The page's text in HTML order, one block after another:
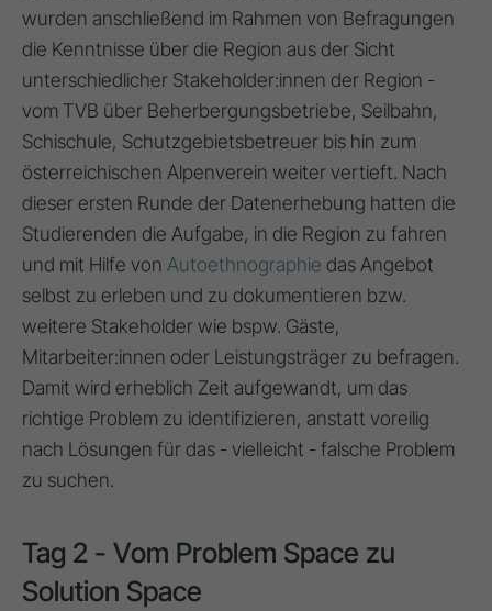
wurden anschließend im Rahmen von Befragungen
die Kenntnisse über die Region aus der Sicht
unterschiedlicher Stakeholder:innen der Region -
vom TVB über Beherbergungsbetriebe, Seilbahn,
Schischule, Schutzgebietsbetreuer bis hin zum
österreichischen Alpenverein weiter vertieft. Nach
dieser ersten Runde der Datenerhebung hatten die
Studierenden die Aufgabe, in die Region zu fahren
und mit Hilfe von Autoethnographie das Angebot
selbst zu erleben und zu dokumentieren bzw.
weitere Stakeholder wie bspw. Gäste,
Mitarbeiter:innen oder Leistungsträger zu befragen.
Damit wird erheblich Zeit aufgewandt, um das
richtige Problem zu identifizieren, anstatt voreilig
nach Lösungen für das - vielleicht - falsche Problem
zu suchen.
Tag 2 - Vom Problem Space zu
Solution Space